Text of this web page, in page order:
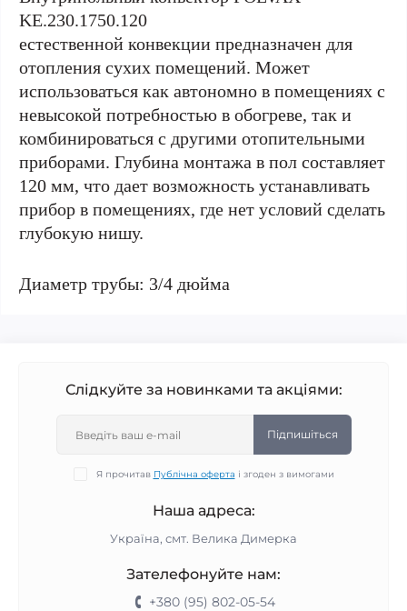
KE.230.1750.120
естественной конвекции предназначен для
отопления сухих помещений. Может
использоваться как автономно в помещениях с
невысокой потребностью в обогреве, так и
комбинироваться с другими отопительными
приборами. Глубина монтажа в пол составляет
120 мм, что дает возможность устанавливать
прибор в помещениях, где нет условий сделать
глубокую нишу.
Диаметр трубы: 3/4 дюйма
Слідкуйте за новинками та акціями:
Підпишіться
Я прочитав Публічна оферта і згоден з вимогами
Наша адреса:
Україна, смт. Велика Димерка
Зателефонуйте нам:
+380 (95) 802-05-54